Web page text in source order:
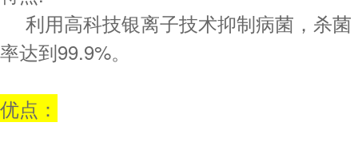
利用高科技银离子技术抑制病菌，杀菌
率达到99.9%。
优点：